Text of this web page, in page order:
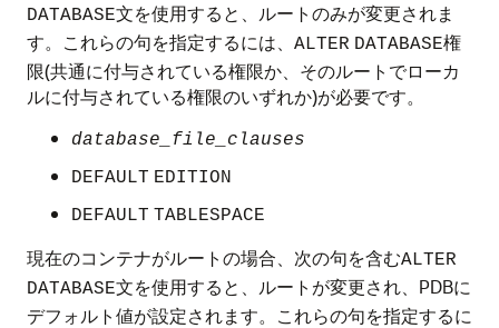
DATABASE文を使用すると、ルートのみが変更されま
す。これらの句を指定するには、 ALTER DATABASE権
限(共通に付与されている権限か、そのルートでローカ
ルに付与されている権限のいずれか)が必要です。
database_file_clauses
DEFAULT EDITION
DEFAULT TABLESPACE
現在のコンテナがルートの場合、次の句を含むALTER
DATABASE文を使用すると、ルートが変更され、PDBに
デフォルト値が設定されます。これらの句を指定するに